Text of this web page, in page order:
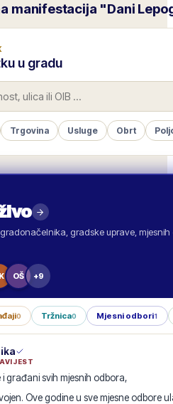
manifestacija "Dani
u gradu
Trgovina Usluge Obrt
gradske uprave,
OŠ +9
0 Tržnica0 Mjesni odbori1
građani svih mjesnih odbora,
Ove godine u sve mjesne odbore